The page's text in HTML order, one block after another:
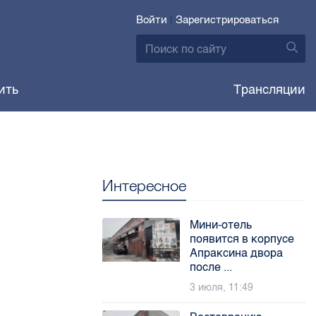
Войти | Зарегистрироваться
Трансляции
Интересное
Мини-отель
появится в корпусе
Апраксина двора
после ...
3 июля, 11:49